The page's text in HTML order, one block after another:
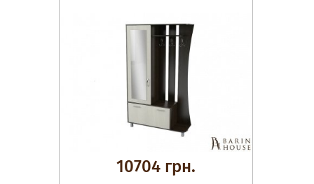
10704 грн.